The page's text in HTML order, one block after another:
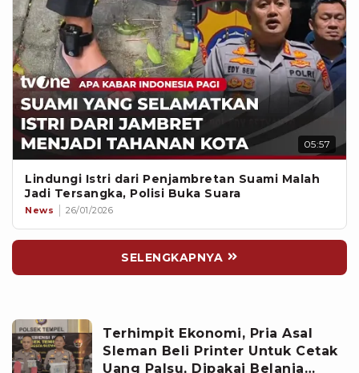
05:57
Lindungi Istri dari Penjambretan Suami Malah
Jadi Tersangka, Polisi Buka Suara
News 26/01/2026
SELENGKAPNYA
Terhimpit Ekonomi, Pria Asal
Sleman Beli Printer Untuk Cetak
Uang Palsu, Dipakai Belanja